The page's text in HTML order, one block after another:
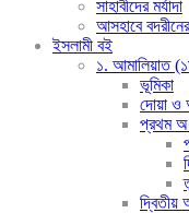
সাহাবীদের মর্যাদা
আসহাবে
ইসলামী বই
১. আমালিয়াত
ভূমিকা
দোয়া ও
প্রথম
দ্বিতীয়